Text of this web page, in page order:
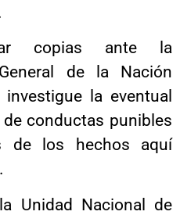
copias ante la
de la Nación
la eventual
conductas punibles
de los hechos aquí
Unidad Nacional de